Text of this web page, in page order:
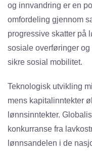
og innvandring er en
omfordeling gjennom
progressive skatter på
sosiale overføringer
sikre sosial mobilitet.
Teknologisk utvikling
mens kapitalinntekter
lønnsinntekter.
konkurranse fra
lønnsandelen i de